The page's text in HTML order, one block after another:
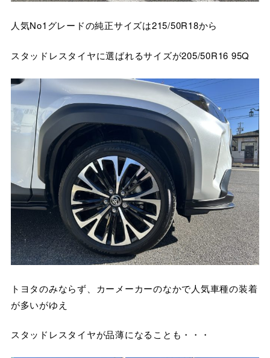
人気No1グレードの純正サイズは215/50R18から
スタッドレスタイヤに選ばれるサイズが205/50R16 95Q
トヨタのみならず、カーメーカーのなかで人気車種の装着
が多いがゆえ
スタッドレスタイヤが品薄になることも・・・